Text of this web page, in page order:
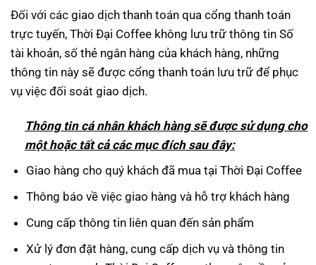
Đối với các giao dịch thanh toán qua cổng thanh toán
trực tuyến, Thời Đại Coffee không lưu trữ thông tin Số
tài khoản, số thẻ ngân hàng của khách hàng, những
thông tin này sẽ được cổng thanh toán lưu trữ để phục
vụ việc đối soát giao dịch.
Thông tin cá nhân khách hàng sẽ được sử dụng cho
một hoặc tất cả các mục đích sau đây:
Giao hàng cho quý khách đã mua tại Thời Đại Coffee
Thông báo về việc giao hàng và hỗ trợ khách hàng
Cung cấp thông tin liên quan đến sản phẩm
Xử lý đơn đặt hàng, cung cấp dịch vụ và thông tin